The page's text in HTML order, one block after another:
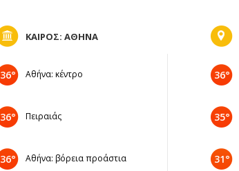
ΚΑΙΡΟΣ: ΑΘΗΝΑ
36° Αθήνα: κέντρο
36° Πειραιάς
36° Αθήνα: βόρεια προάστια
36°
35°
31°